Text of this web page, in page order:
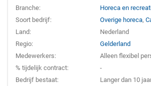
Branche:
Horeca en
Soort bedrijf:
Overige horeca,
Land:
Nederland
Regio:
Gelderland
Medewerkers:
Alleen flexibel
% tijdelijk contract:
-
Bedrijf bestaat:
Langer dan 10